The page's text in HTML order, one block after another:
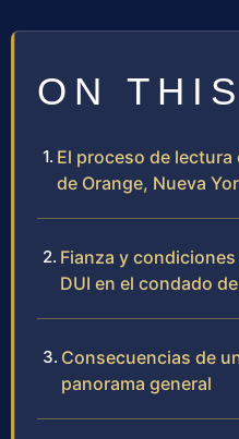
ON
El proceso de
de Orange, Nueva
Fianza y
DUI en el condado
Consecuencias de
panorama general